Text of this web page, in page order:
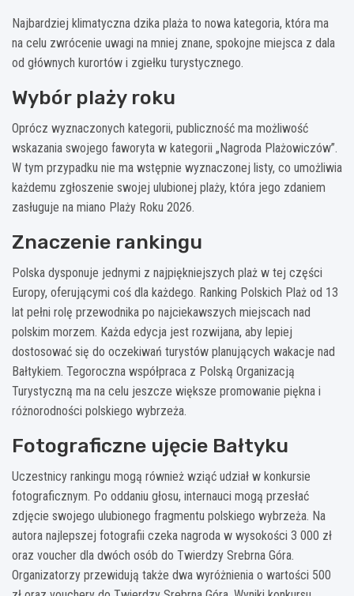
Najbardziej klimatyczna dzika plaża to nowa kategoria, która ma
na celu zwrócenie uwagi na mniej znane, spokojne miejsca z dala
od głównych kurortów i zgiełku turystycznego.
Wybór plaży roku
Oprócz wyznaczonych kategorii, publiczność ma możliwość
wskazania swojego faworyta w kategorii „Nagroda Plażowiczów”.
W tym przypadku nie ma wstępnie wyznaczonej listy, co umożliwia
każdemu zgłoszenie swojej ulubionej plaży, która jego zdaniem
zasługuje na miano Plaży Roku 2026.
Znaczenie rankingu
Polska dysponuje jednymi z najpiękniejszych plaż w tej części
Europy, oferującymi coś dla każdego. Ranking Polskich Plaż od 13
lat pełni rolę przewodnika po najciekawszych miejscach nad
polskim morzem. Każda edycja jest rozwijana, aby lepiej
dostosować się do oczekiwań turystów planujących wakacje nad
Bałtykiem. Tegoroczna współpraca z Polską Organizacją
Turystyczną ma na celu jeszcze większe promowanie piękna i
różnorodności polskiego wybrzeża.
Fotograficzne ujęcie Bałtyku
Uczestnicy rankingu mogą również wziąć udział w konkursie
fotograficznym. Po oddaniu głosu, internauci mogą przesłać
zdjęcie swojego ulubionego fragmentu polskiego wybrzeża. Na
autora najlepszej fotografii czeka nagroda w wysokości 3 000 zł
oraz voucher dla dwóch osób do Twierdzy Srebrna Góra.
Organizatorzy przewidują także dwa wyróżnienia o wartości 500